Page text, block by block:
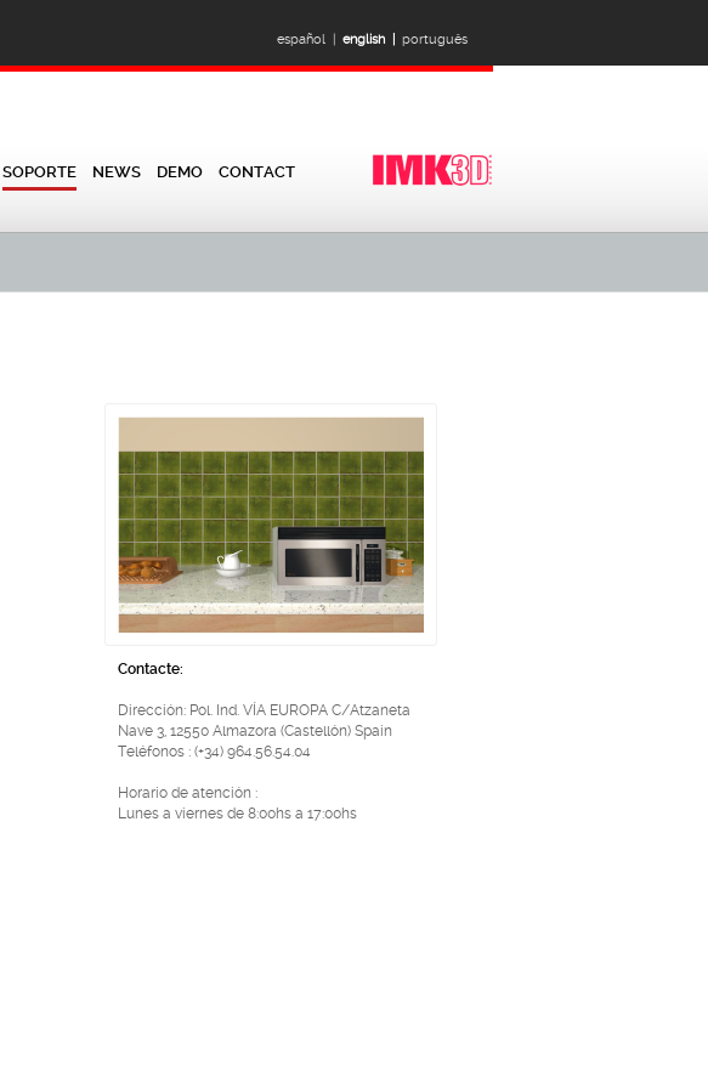
português
english |
español |
SOPORTE NEWS DEMO CONTACT
Contacte:
Dirección: Pol. Ind. VÍA EUROPA C/Atzaneta
Nave 3, 12550 Almazora (Castellón) Spain
Teléfonos : (+34) 964.56.54.04
Horario de atención :
Lunes a viernes de 8:00hs a 17:00hs